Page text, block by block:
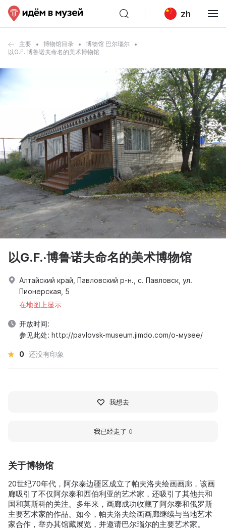
zh
主要 博物馆目录
博物馆 巴尔瑙尔
以G.F.·博鲁诺夫命名的美术博物馆
关于博物馆
20世纪70年代，阿尔泰边疆区成立了帕夫洛夫绘画画廊，该画
廊吸引了不仅阿尔泰和西伯利亚的艺术家，还吸引了其他共和
国和莫斯科的关注。多年来，画廊成功收藏了阿尔泰和俄罗斯
主要艺术家的作品。如今，帕夫洛夫绘画画廊继续与当地艺术
家合作，举办其馆藏展览，并邀请巴尔瑙尔的主要艺术家。
以G.F.·博鲁诺夫命名的美术博物馆
Алтайский край, Павловский р-н., с. Павловск, ул.
Пионерская, 5
在地图上显示
开放时间:
参见此处: http://pavlovsk-museum.jimdo.com/о-музее/
0 还没有印象
我想去
我已经走了 0